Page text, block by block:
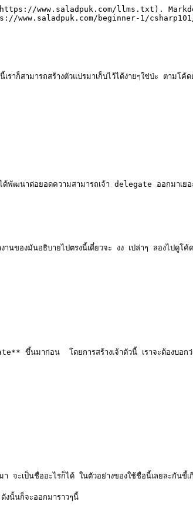
www.saladpuk.com/llms.txt).
beginner-1/
าก็สามารถสร้างตัวแปรมาเก็บไว้ได้ง่ายๆใช่ป่ะ ตามโค้ด
พัฒนาต่อยอดความสามารถเจ้า delegate ออกมาเย
งมันอธิบายไปตรงนี้เดี๋ยวจะ งง เปล่าๆ ลองไปดูโค้ด
ขึ้นมาก่อน  โดยการสร้างเจ้าตัวนี้ เราจะต้อง
ะเป็นชื่ออะไรก็ได้ ในตัวอย่างของใช้ชื่อนี้เลยละกันขี้เ
งนั้นก็จะออกมาราวๆนี้